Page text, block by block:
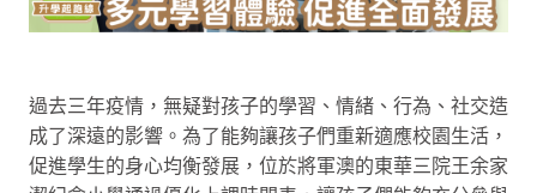
過去三年疫情，無疑對孩子的學習、情緒、行為、社交造
成了深遠的影響。為了能夠讓孩子們重新適應校園生活，
促進學生的身心均衡發展，位於將軍澳的東華三院王余家